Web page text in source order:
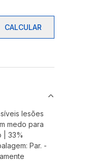
CALCULAR
lesões
medo para
| 33%
Par. -